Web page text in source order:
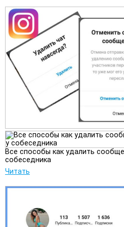
Все способы как удалить
собеседника
Читать